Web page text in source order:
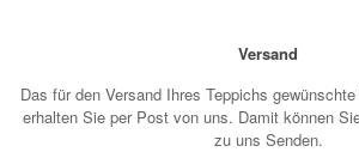
Versand
Das für den Versand Ihres Teppichs gewünschte
erhalten Sie per Post von uns. Damit können
zu uns Senden.